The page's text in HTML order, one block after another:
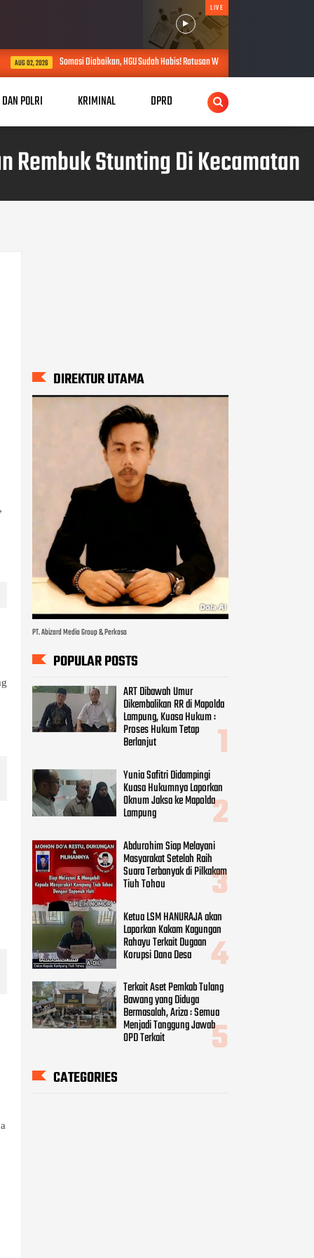
LIVE
Diabaikan, HGU Sudah Habis! Ratusan Warga Buay Bulan Bersatu Beri Peringatan Terakhir Ke
POLRI KRIMINAL DPRD
Rembuk Stunting Di Kecamatan
DIREKTUR UTAMA
PT. Abizard Media Group & Perkasa
POPULAR POSTS
ART Dibawah Umur
Dikembalikan RR di Mapolda
Lampung, Kuasa Hukum :
Proses Hukum Tetap
Berlanjut
Yunia Safitri Didampingi
Kuasa Hukumnya Laporkan
Oknum Jaksa ke Mapolda
Lampung
Abdurohim Siap Melayani
Masyarakat Setelah Raih
Suara Terbanyak di Pilkakam
Tiuh Tohou
Ketua LSM HANURAJA akan
Laporkan Kakam Kagungan
Rahayu Terkait Dugaan
Korupsi Dana Desa
Terkait Aset Pemkab Tulang
Bawang yang Diduga
Bermasalah, Ariza : Semua
Menjadi Tanggung Jawab
OPD Terkait
CATEGORIES